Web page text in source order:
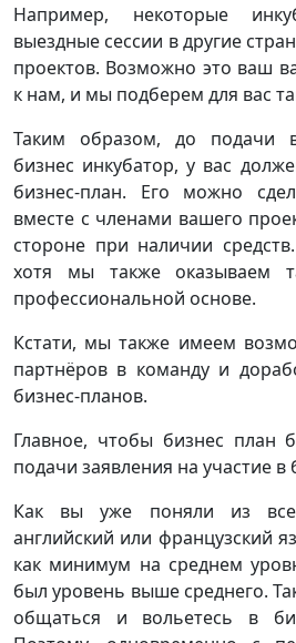
Например, некоторые
выездные сессии в другие
проектов. Возможно это ваш
к нам, и мы подберем для вас
Таким образом, до подачи
бизнес инкубатор, у вас
бизнес-план. Его можно
вместе с членами вашего
стороне при наличии
хотя мы также оказываем
профессиональной основе.
Кстати, мы также имеем
партнёров в команду и
бизнес-планов.
Главное, чтобы бизнес план
подачи заявления на участие в
Как вы уже поняли из
английский или французский
как минимум на среднем
был уровень выше среднего.
общаться и вольетесь в